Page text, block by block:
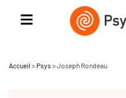
Accueil > Psys >Joseph Rondeau